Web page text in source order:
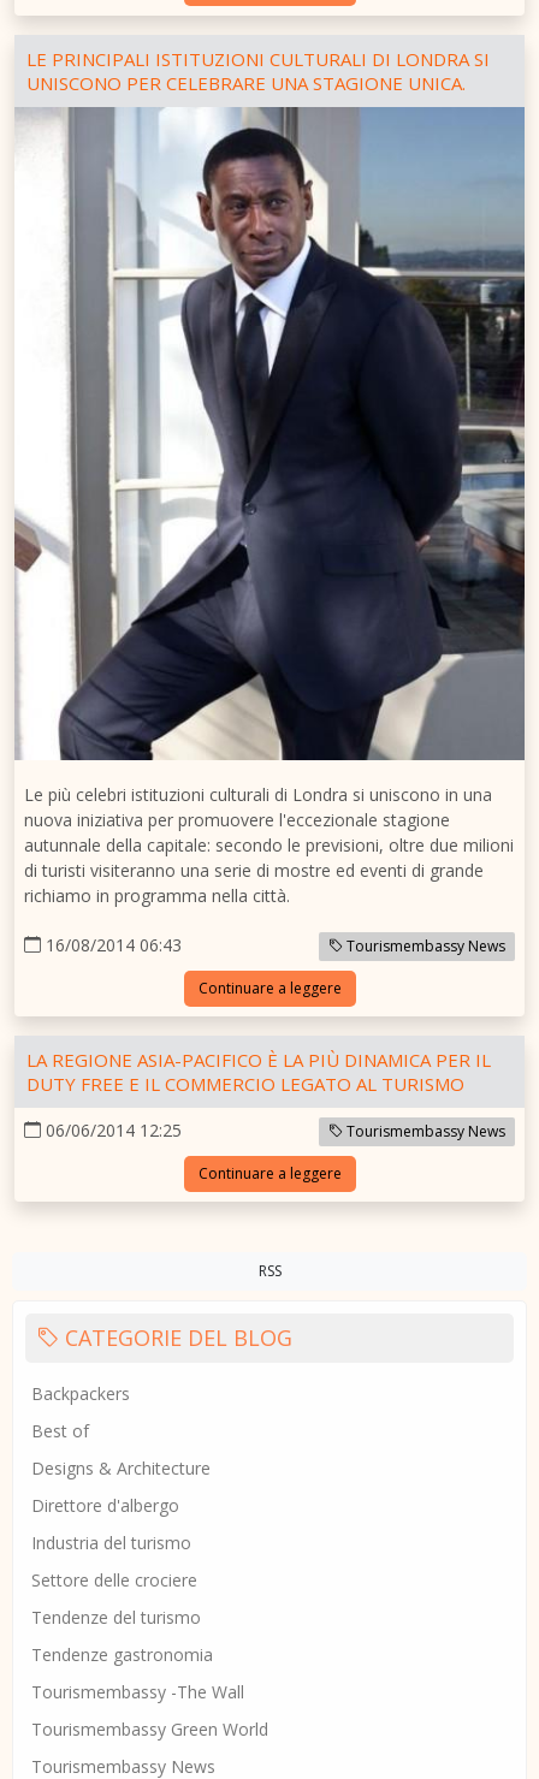
LE PRINCIPALI ISTITUZIONI CULTURALI DI LONDRA SI
UNISCONO PER CELEBRARE UNA STAGIONE UNICA.
Le più celebri istituzioni culturali di Londra si uniscono in una
nuova iniziativa per promuovere l'eccezionale stagione
autunnale della capitale: secondo le previsioni, oltre due milioni
di turisti visiteranno una serie di mostre ed eventi di grande
richiamo in programma nella città.
16/08/2014 06:43 Tourismembassy News
Continuare a leggere
LA REGIONE ASIA-PACIFICO È LA PIÙ DINAMICA PER IL
DUTY FREE E IL COMMERCIO LEGATO AL TURISMO
06/06/2014 12:25 Tourismembassy News
Continuare a leggere
RSS
CATEGORIE DEL BLOG
Backpackers
Best of
Designs & Architecture
Direttore d'albergo
Industria del turismo
Settore delle crociere
Tendenze del turismo
Tendenze gastronomia
Tourismembassy -The Wall
Tourismembassy Green World
Tourismembassy News